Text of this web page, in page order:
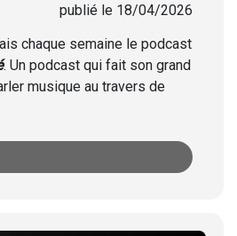
publié le 18/04/2026
chaque semaine le podcast
. Un podcast qui fait son grand
musique au travers de